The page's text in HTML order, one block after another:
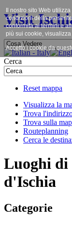
Visit
Cerca
Reset mappa
Visualizza la
Trova
Trova sulla
Routeplanning
Cerca le
Luoghi di
d'Ischia
Categorie
Il nostro sito Web
condizioni della
conformità ai termini e
più sui cookie,
Accetto i cookie da